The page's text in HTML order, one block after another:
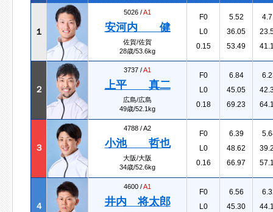
１
5026 /A1
安河内 健
佐賀/佐賀
28歳/53.6kg
F0
L0
0.15
5.52
36.05
53.49
２
3737 /A1
上平 真二
広島/広島
49歳/52.1kg
F0
L0
0.18
6.84
45.05
69.23
３
4788 /A2
小池 哲也
大阪/大阪
34歳/52.6kg
F0
L0
0.16
6.39
48.62
66.97
４
4600 /A1
井内 将太郎
F0
L0
6.56
45.30